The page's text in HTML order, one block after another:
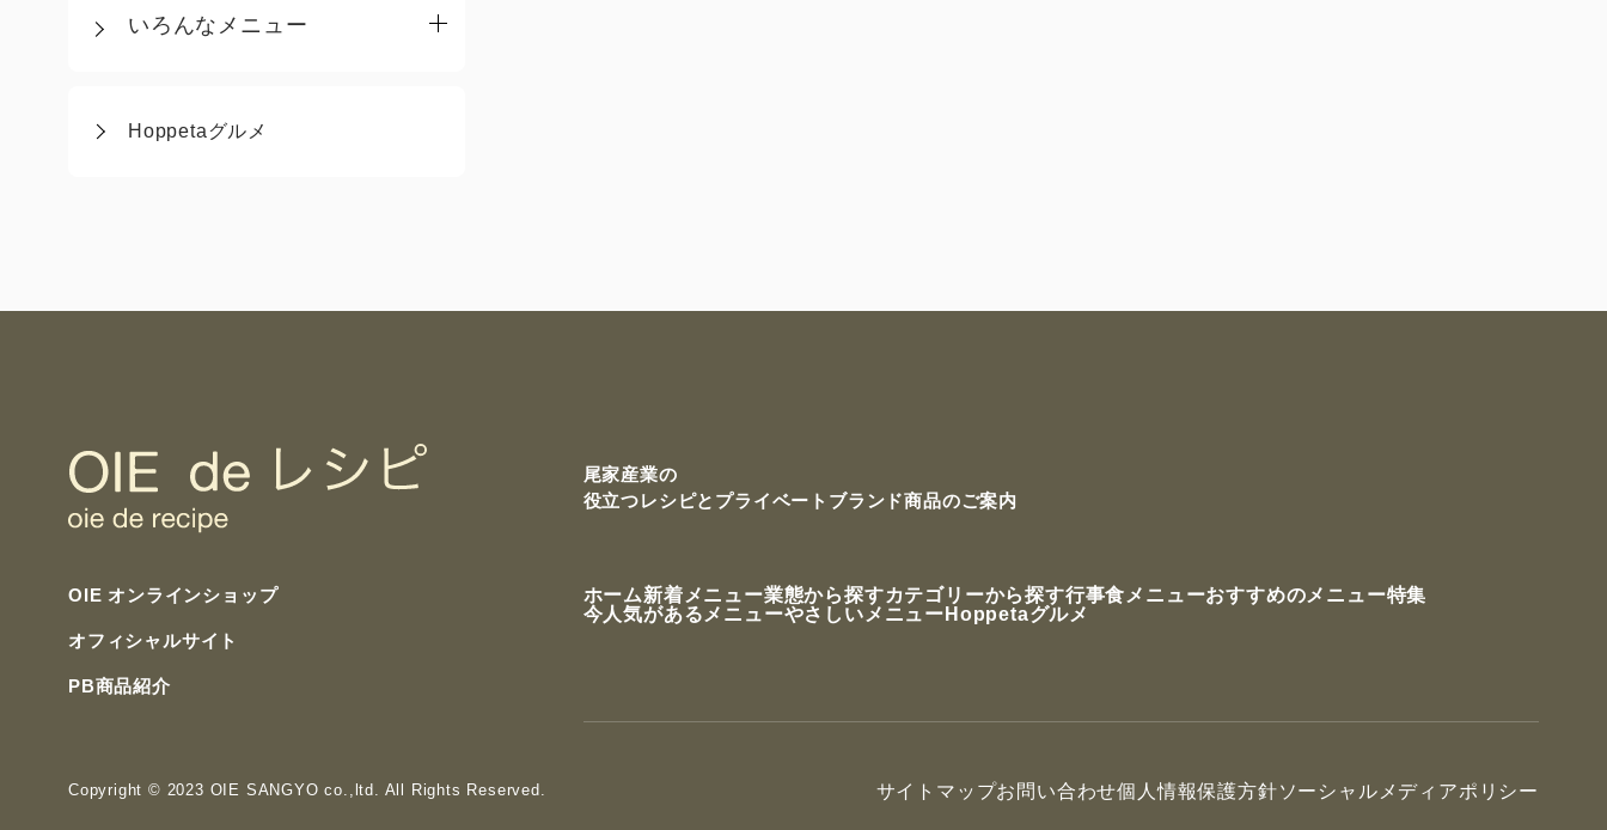
いろんなメニュー
Hoppetaグルメ
尾家産業の
役立つレシピと プライベートブランド商品のご案内
OIE オンラインショップ
オフィシャルサイト
PB商品紹介
ホーム新着メニュー業態から探すカテゴリーから探す行事食メニューおすすめのメニュー特集
今人気があるメニューやさしいメニュー Hoppetaグルメ
Copyright © 2023 OIE SANGYO co.,ltd. All Rights Reserved. サイトマップお問い合わせ個人情報保護方針ソーシャルメディアポリシー